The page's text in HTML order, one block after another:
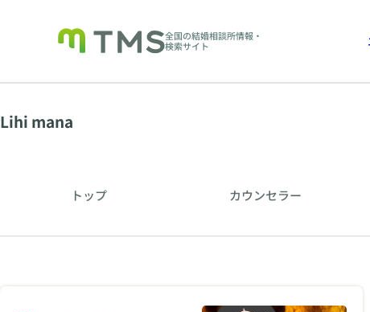
全国の結婚相談所情報・
検索サイト
Lihi mana
トップ カウンセラー